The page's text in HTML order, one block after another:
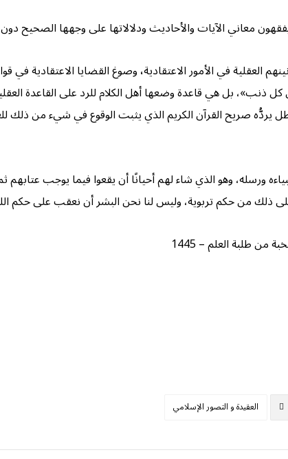
معاني الآيات والأحاديث ودلالاتها على وجهها
العقلية في الأمور الاعتقادية،وصوغ القضايا الاعتقادية في
ذنب»، بل هي قاعدة وضعها أهل الكلام للرد على القاعدة
يردُّه صريح القرآن الكريم الذي يثبت الوقوع في شيء من ذلك
ورسله، وهو الذي شاء لهم أحيانًا أن يقعوا فيما يوجب
على ذلك من حكم تربوية، وليس لنا نحن البشر أن نعقب على حكم
طلبة العلم – 1445
العقيدة و التصور الإسلامي